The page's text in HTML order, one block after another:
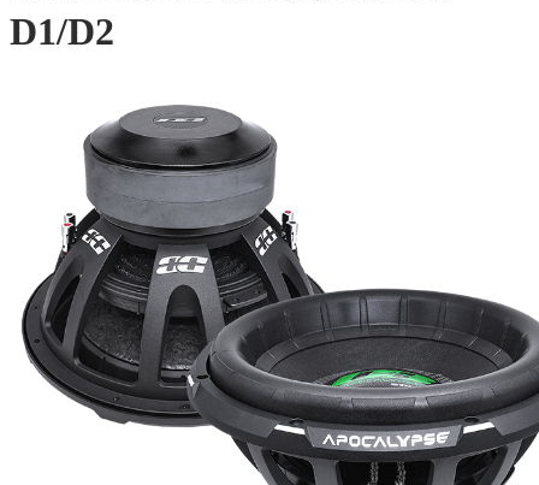
D1/D2